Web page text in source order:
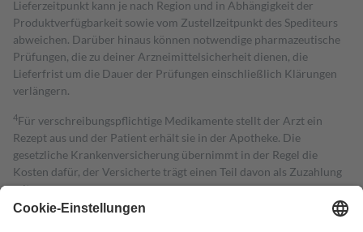
Lieferzeitpunkt kann je nach Region und in Abhängigkeit der
Produktverfügbarkeit sowie vom Zustellzeitpunkt des Spediteurs
abweichen. Darüber hinaus können notwendige pharmazeutische
Prüfungen, die zu deiner Arzneimittelsicherheit dienen, die
Lieferfrist um die Dauer der Prüfungen einschließlich Klärungen
verlängern.
4Für verschreibungspflichtige Medikamente stellt der Arzt ein
Rezept aus und der Patient erhält sie in der Apotheke. Die
gesetzliche Krankenversicherung übernimmt in der Regel die
Kosten dafür, der Versicherte trägt einen Teil davon als Zuzahlung
mit.
Grundsätzlich leisten Mitglieder Zuzahlungen in Höhe von zehn